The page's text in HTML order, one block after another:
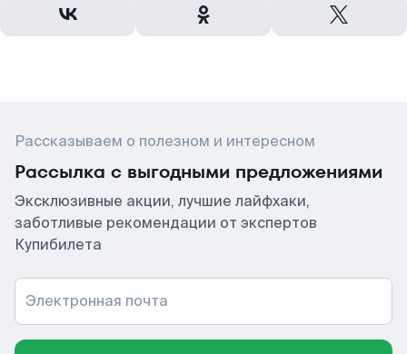
Рассказываем о полезном и интересном
Рассылка с выгодными предложениями
Эксклюзивные акции, лучшие лайфхаки,
заботливые рекомендации от экспертов
Купибилета
Электронная почта